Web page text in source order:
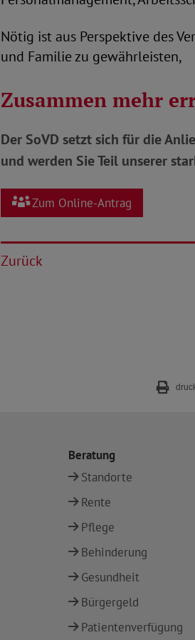
Nötig ist aus Perspektive des
und Familie zu gewährleisten,
Zusammen mehr
Der SoVD setzt sich für die
und werden Sie Teil unserer
Zum Online-Antrag
Zurück
Beratung
Standorte
Rente
Pflege
Behinderung
Gesundheit
Bürgergeld
Patientenverfügung